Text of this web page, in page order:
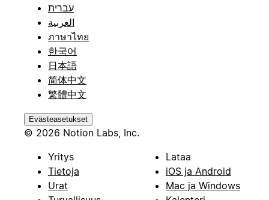
עברית
العربية
ภาษาไทย
한국어
日本語
简体中文
繁體中文
Evästeasetukset
© 2026 Notion Labs, Inc.
Yritys
Tietoja
Urat
Lataa
iOS ja Android
Mac ja Windows